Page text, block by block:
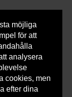
möjliga
för att
analysera
cookies, men
efter dina
>
Slang
Slät. x Pushfit